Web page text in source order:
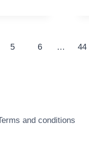
5 6 … 44
and conditions